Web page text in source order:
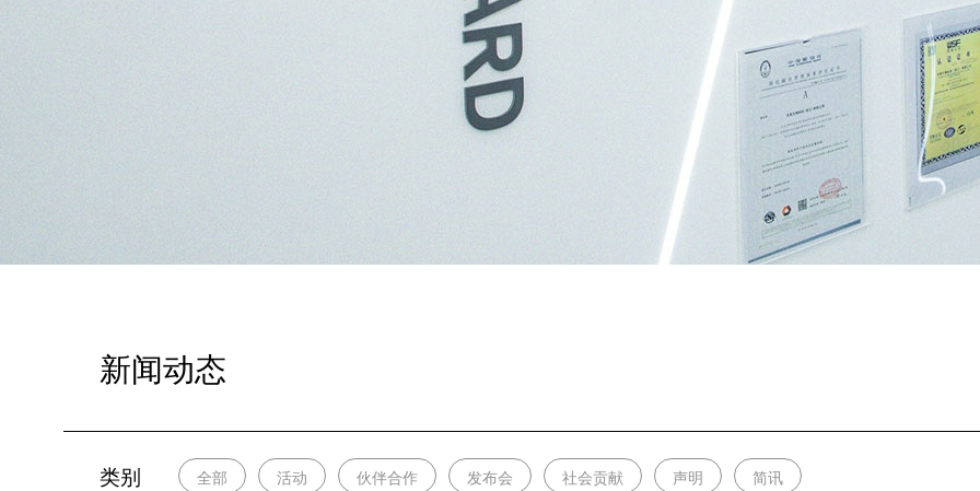
新闻动态
类别 全部 活动 伙伴合作 发布会 社会贡献 声明 简讯